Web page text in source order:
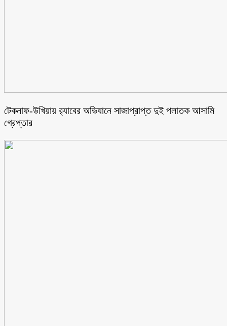
টেকনাফ-উখিয়ায় র‌্যাবের অভিযানে সাজাপ্রাপ্ত দুই পলাতক আসামি
গ্রেপ্তার